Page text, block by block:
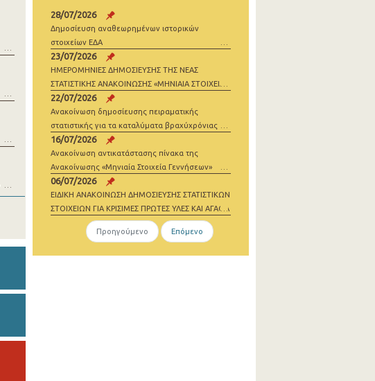
28/07/2026
Δημοσίευση αναθεωρημένων ιστορικών
στοιχείων ΕΔΑ
23/07/2026
ΗΜΕΡΟΜΗΝΙΕΣ ΔΗΜΟΣΙΕΥΣΗΣ ΤΗΣ ΝΕΑΣ
ΣΤΑΤΙΣΤΙΚΗΣ ΑΝΑΚΟΙΝΩΣΗΣ «ΜΗΝΙΑΙΑ ΣΤΟΙΧΕΙΑ
ΓΕΝΝΗΣΕΩΝ» 2026
22/07/2026
Ανακοίνωση δημοσίευσης πειραματικής
στατιστικής για τα καταλύματα βραχύχρόνιας
μίσθωσης
16/07/2026
Ανακοίνωση αντικατάστασης πίνακα της
Ανακοίνωσης «Μηνιαία Στοιχεία Γεννήσεων»
06/07/2026
ΕΙΔΙΚΗ ΑΝΑΚΟΙΝΩΣΗ ΔΗΜΟΣΙΕΥΣΗΣ ΣΤΑΤΙΣΤΙΚΩΝ
ΣΤΟΙΧΕΙΩΝ ΓΙΑ ΚΡΙΣΙΜΕΣ ΠΡΩΤΕΣ ΥΛΕΣ ΚΑΙ ΑΓΑΘΑ
ΜΗΔΕΝΙΚΩΝ ΕΚΠΟΜΠΩΝ 2021-2023
Προηγούμενο
Επόμενο